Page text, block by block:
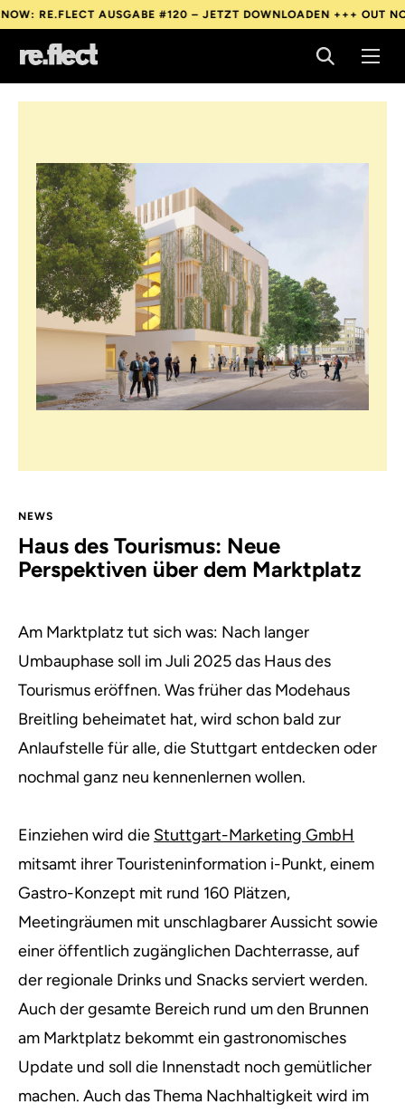
AUSGABE #120 – JETZT DOWNLOADEN +++OUT NOW:
AUSGABE #120 – JETZT DOWNLOADEN +++
NEWS
Haus des Tourismus: Neue
Perspektiven über dem Marktplatz
Am Marktplatz tut sich was: Nach langer
Umbauphase soll im Juli 2025 das Haus des
Tourismus eröffnen. Was früher das Modehaus
Breitling beheimatet hat, wird schon bald zur
Anlaufstelle für alle, die Stuttgart entdecken oder
nochmal ganz neu kennenlernen wollen.
Einziehen wird die Stuttgart-Marketing GmbH
mitsamt ihrer Touristeninformation i-Punkt, einem
Gastro-Konzept mit rund 160 Plätzen,
Meetingräumen mit unschlagbarer Aussicht sowie
einer öffentlich zugänglichen Dachterrasse, auf
der regionale Drinks und Snacks serviert werden.
Auch der gesamte Bereich rund um den Brunnen
am Marktplatz bekommt ein gastronomisches
Update und soll die Innenstadt noch gemütlicher
machen. Auch das Thema Nachhaltigkeit wird im